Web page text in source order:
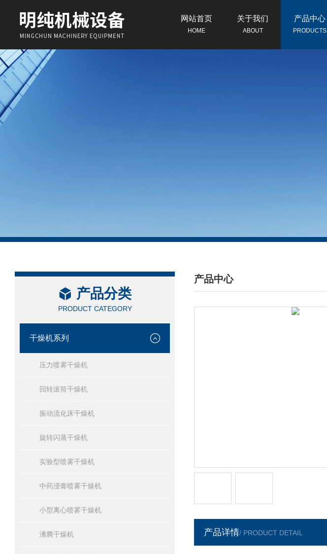
网站首页
HOME
关于我们
ABOUT
产品中心
PRODUCTS
产品分类
PRODUCT CATEGORY
干燥机系列
压力喷雾干燥机
回转滚筒干燥机
振动流化床干燥机
旋转闪蒸干燥机
实验型喷雾干燥机
中药浸膏喷雾干燥机
小型离心喷雾干燥机
沸腾干燥机
产品中心
/ PRODUCTS CENTER
产品详情/ PRODUCT DETAIL